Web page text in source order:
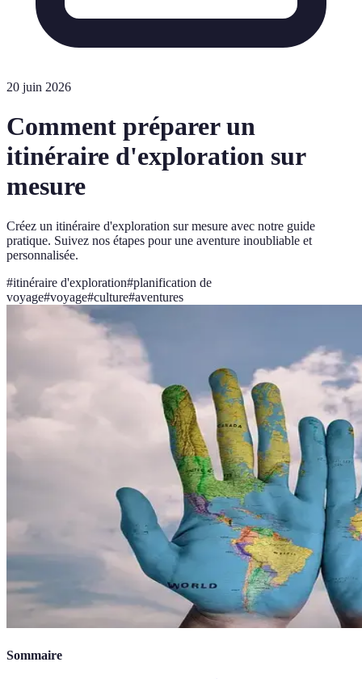
20 juin 2026
Comment préparer un
itinéraire d'exploration sur
mesure
Créez un itinéraire d'exploration sur mesure avec notre guide
pratique. Suivez nos étapes pour une aventure inoubliable et
personnalisée.
#itinéraire d'exploration#planification de
voyage#voyage#culture#aventures
Sommaire